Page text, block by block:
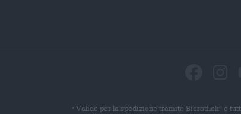
* Valido per la spedizione tramite Bierothek e